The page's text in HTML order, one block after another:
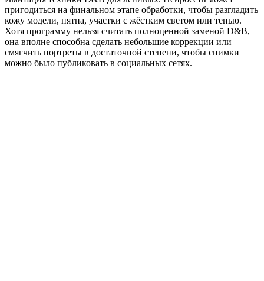
пригодиться на финальном этапе обработки, чтобы разгладить
кожу модели, пятна, участки с жёстким светом или тенью.
Хотя программу нельзя считать полноценной заменой D&B,
она вполне способна сделать небольшие коррекции или
смягчить портреты в достаточной степени, чтобы снимки
можно было публиковать в социальных сетях.